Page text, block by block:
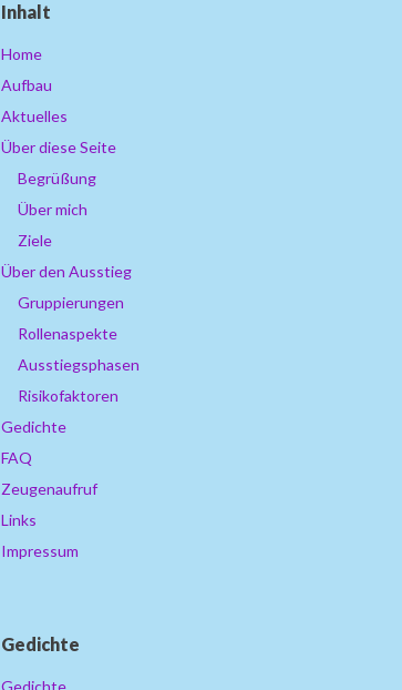
Inhalt
Home
Aufbau
Aktuelles
Über diese Seite
Begrüßung
Über mich
Ziele
Über den Ausstieg
Gruppierungen
Rollenaspekte
Ausstiegsphasen
Risikofaktoren
Gedichte
FAQ
Zeugenaufruf
Links
Impressum
Gedichte
Gedichte